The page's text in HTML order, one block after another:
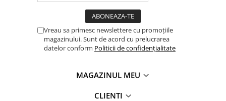
Drumetii / Camping
Vreau sa primesc newslettere cu promoțiile
magazinului. Sunt de acord cu prelucrarea
datelor conform Politicii de confidențialitate
MAGAZINUL MEU
CLIENTI